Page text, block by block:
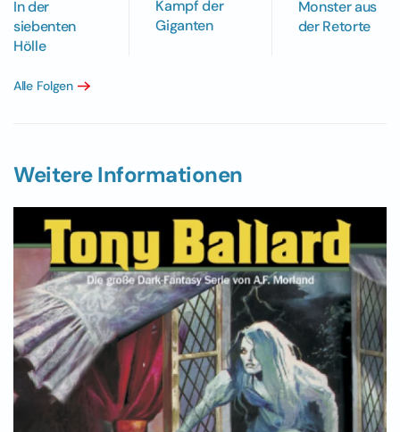
In der
siebenten
Hölle
Kampf der
Giganten
Monster aus
der Retorte
Alle Folgen
Weitere Informationen